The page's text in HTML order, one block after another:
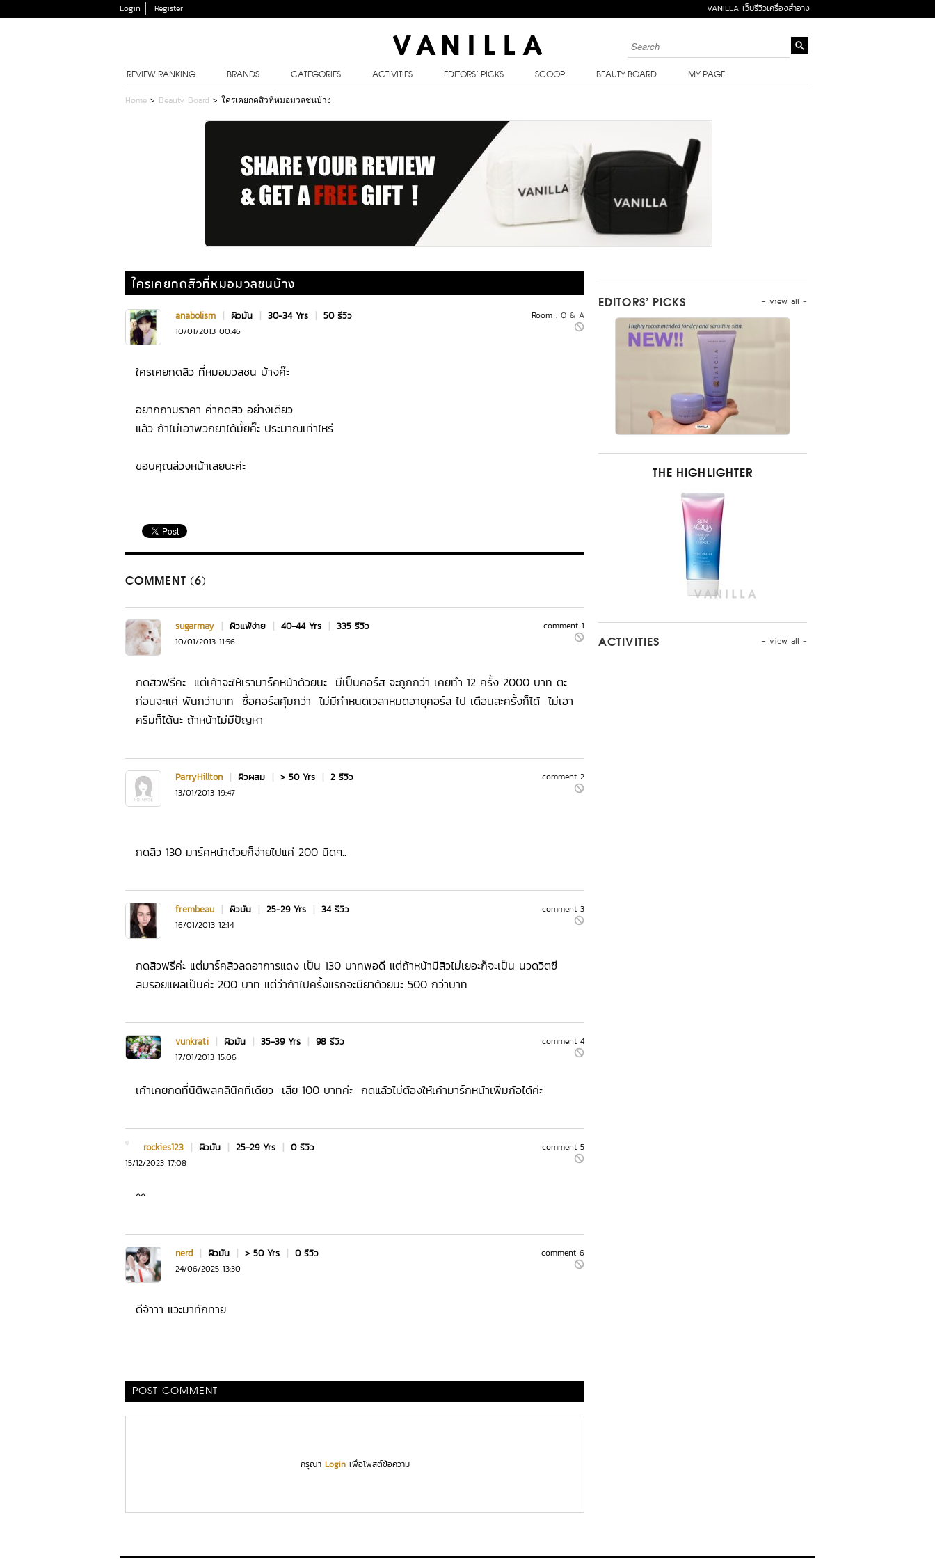
Login Register VANILLA เว็บรีวิวเครื่องสำอาง
REVIEW RANKING BRANDS CATEGORIES ACTIVITIES EDITORS’ PICKS SCOOP BEAUTY BOARD MY PAGE
Home > Beauty Board > ใครเคยกดสิวที่หมอมวลชนบ้าง
ใครเคยกดสิวที่หมอมวลชนบ้าง
Room : Q & A
anabolism | ผิวมัน | 30-34 Yrs | 50 รีวิว
10/01/2013 00:46
ใครเคยกดสิว ที่หมอมวลชน บ้างค๊ะ
อยากถามราคา ค่ากดสิว อย่างเดียว
แล้ว ถ้าไม่เอาพวกยาได้มั้ยค๊ะ ประมาณเท่าไหร่
ขอบคุณล่วงหน้าเลยนะค่ะ
COMMENT (6)
comment 1
sugarmay | ผิวแพ้ง่าย | 40-44 Yrs | 335 รีวิว
10/01/2013 11:56
กดสิวฟรีคะ แต่เค้าจะให้เรามาร์คหน้าด้วยนะ มีเป็นคอร์ส จะถูกกว่า เคยทำ 12 ครั้ง 2000 บาท ตะ
ก่อนจะแค่ พันกว่าบาท ซื้อคอร์สคุ้มกว่า ไม่มีกำหนดเวลาหมดอายุคอร์ส ไป เดือนละครั้งก็ได้ ไม่เอา
ครีมก็ได้นะ ถ้าหน้าไม่มีปัญหา
comment 2
ParryHillton | ผิวผสม | > 50 Yrs | 2 รีวิว
13/01/2013 19:47
กดสิว 130 มาร์คหน้าด้วยก็จ่ายไปแค่ 200 นิดๆ..
comment 3
frembeau | ผิวมัน | 25-29 Yrs | 34 รีวิว
16/01/2013 12:14
กดสิวฟรีค่ะ แต่มาร์คสิวลดอาการแดง เป็น 130 บาทพอดี แต่ถ้าหน้ามีสิวไม่เยอะก็จะเป็น นวดวิตซี
ลบรอยแผลเป็นค่ะ 200 บาท แต่ว่าถ้าไปครั้งแรกจะมียาด้วยนะ 500 กว่าบาท
comment 4
vunkrati | ผิวมัน | 35-39 Yrs | 98 รีวิว
17/01/2013 15:06
เค้าเคยกดที่นิติพลคลินิคที่เดียว เสีย 100 บาทค่ะ กดแล้วไม่ต้องให้เค้ามาร์กหน้าเพิ่มก้อได้ค่ะ
comment 5
rockies123 | ผิวมัน | 25-29 Yrs | 0 รีวิว
15/12/2023 17:08
^^
comment 6
nerd | ผิวมัน | > 50 Yrs | 0 รีวิว
24/06/2025 13:30
ดีจ้าาา แวะมาทักทาย
POST COMMENT
กรุณา Loginเพื่อโพสต์ข้อความ
- view all -
EDITORS’ PICKS
THE HIGHLIGHTER
- view all -
ACTIVITIES